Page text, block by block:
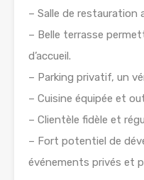
– Salle de
– Belle terrasse
d’accueil.
– Parking privatif, un
– Cuisine équipée et
– Clientèle fidèle et
– Fort potentiel de
événements privés et